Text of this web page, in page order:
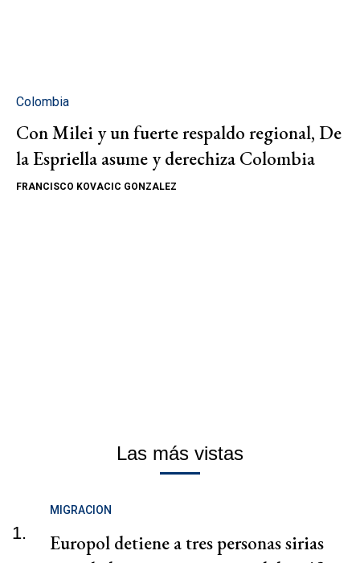
Colombia
Con Milei y un fuerte respaldo regional, De
la Espriella asume y derechiza Colombia
FRANCISCO KOVACIC GONZALEZ
Las más vistas
1.
MIGRACION
Europol detiene a tres personas sirias